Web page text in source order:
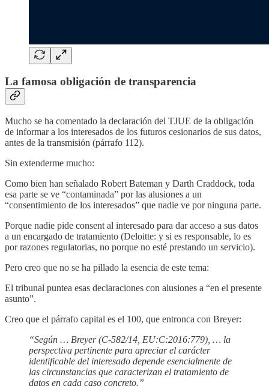
La famosa obligación de transparencia
Mucho se ha comentado la declaración del TJUE de la obligación
de informar a los interesados de los futuros cesionarios de sus datos,
antes de la transmisión (párrafo 112).
Sin extenderme mucho:
Como bien han señalado Robert Bateman y Darth Craddock, toda
esa parte se ve “contaminada” por las alusiones a un
“consentimiento de los interesados” que nadie ve por ninguna parte.
Porque nadie pide consent al interesado para dar acceso a sus datos
a un encargado de tratamiento (Deloitte: y si es responsable, lo es
por razones regulatorias, no porque no esté prestando un servicio).
Pero creo que no se ha pillado la esencia de este tema:
El tribunal puntea esas declaraciones con alusiones a “en el presente
asunto”.
Creo que el párrafo capital es el 100, que entronca con Breyer:
“Según … Breyer (C‑582/14, EU:C:2016:779), … la
perspectiva pertinente para apreciar el carácter
identificable del interesado depende esencialmente de
las circunstancias que caracterizan el tratamiento de
datos en cada caso concreto.”